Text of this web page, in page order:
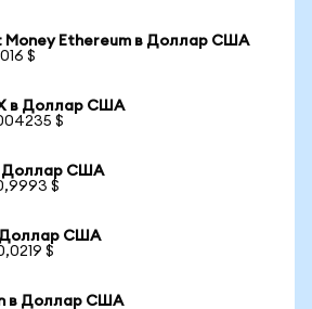
Money Ethereum в Доллар США
$
в Доллар США
$
Доллар США
$
Доллар США
$
в Доллар США